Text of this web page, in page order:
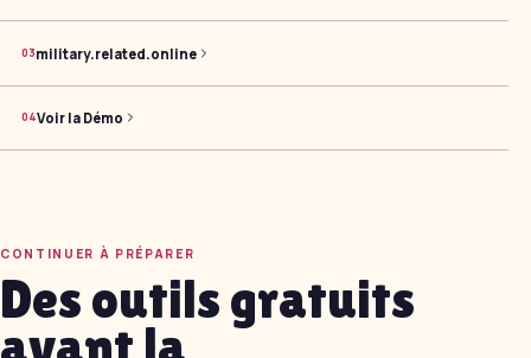
03military.related.online
04Voir la Démo
CONTINUER À PRÉPARER
Des outils gratuits